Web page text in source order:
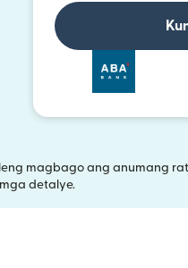
magbago ang anumang
sa bagong window)
detalye.